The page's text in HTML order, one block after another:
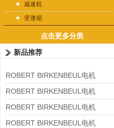
减速机
变速箱
点击更多分类
新品推荐
ROBERT BIRKENBEUL电机
8APE225M-4-IE3
ROBERT BIRKENBEUL电机
8APE180L-4 IE3
ROBERT BIRKENBEUL电机
8APE160M-6 IE3
ROBERT BIRKENBEUL电机